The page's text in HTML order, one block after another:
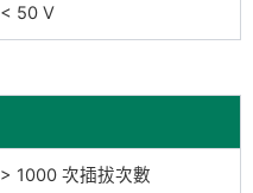
< 50 V
> 1000 次插拔次數